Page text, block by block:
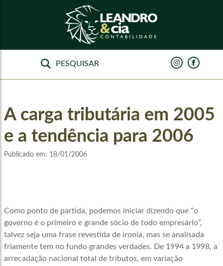
A carga tributária em 2005
e a tendência para 2006
Publicado em: 18/01/2006
Como ponto de partida, podemos iniciar dizendo que “o
governo é o primeiro e grande sócio de todo empresário”,
talvez seja uma frase revestida de ironia, mas se analisada
friamente tem no fundo grandes verdades. De 1994 a 1998, a
arrecadação nacional total de tributos, em variação